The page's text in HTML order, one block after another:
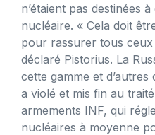
n’étaient pas destinées
nucléaire. « Cela doit
pour rassurer tous ceux
déclaré Pistorius. La
cette gamme et
a violé et mis fin au
armements INF, qui
nucléaires à moyenne